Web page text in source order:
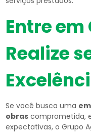
Entre
Realize
Se você busca uma
obrascomprometida,
expectativas, o Grupo